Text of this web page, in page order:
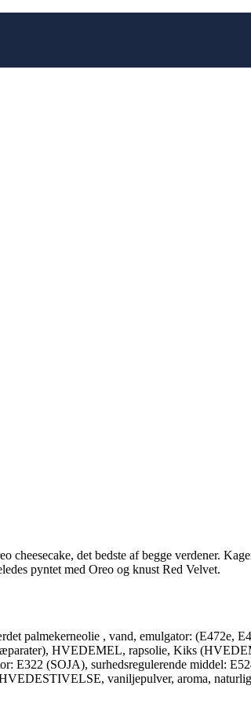
det bedste af begge verdener.
pyntet med Oreo og knust Red Velvet.
, vand, emulgator: (E472e,
HVEDEMEL, rapsolie, Kiks
(SOJA), surhedsregulerende middel:
vaniljepulver, aroma,